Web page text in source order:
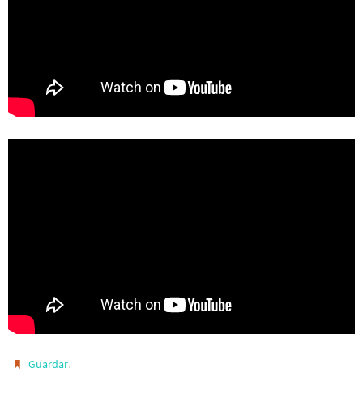
Guardar.